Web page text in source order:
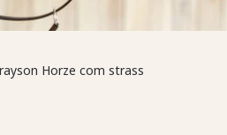
Horze com strass